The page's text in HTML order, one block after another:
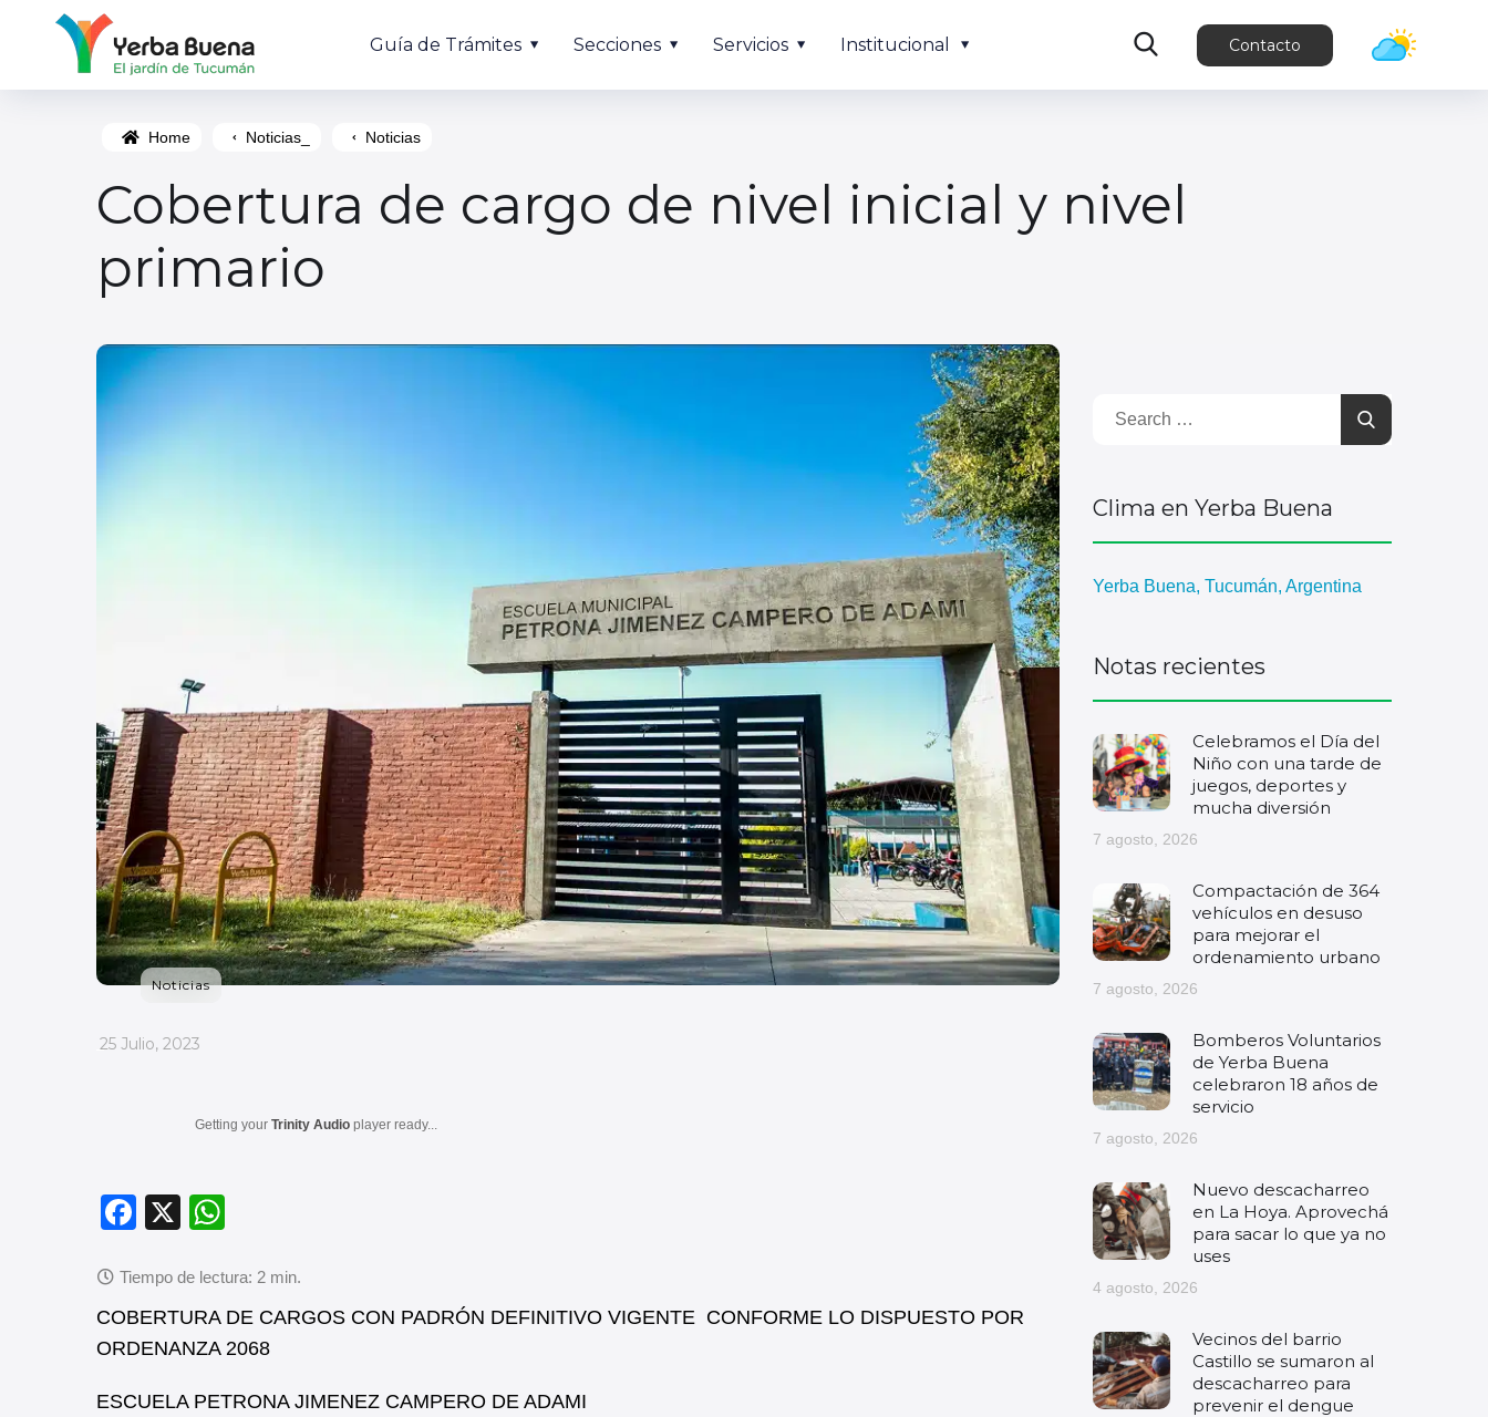
Guía de Trámites Secciones Servicios Institucional Contacto
Home Noticias_ Noticias
Cobertura de cargo de nivel inicial y nivel
primario
Noticias
_
25 Julio, 2023
Getting your Trinity Audio player ready...
F
c
e
b
o
X
at
s
A
p
COBERTURA DE CARGOS CON PADRÓN DEFINITIVO VIGENTE CONFORME LO DISPUESTO POR
ORDENANZA 2068
ESCUELA PETRONA JIMENEZ CAMPERO DE ADAMI
Clima en Yerba Buena
Yerba Buena, Tucumán, Argentina
Notas recientes
Celebramos el Día del
Niño con una tarde de
juegos, deportes y
mucha diversión
7 agosto, 2026
Compactación de 364
vehículos en desuso
para mejorar el
ordenamiento urbano
7 agosto, 2026
Bomberos Voluntarios
de Yerba Buena
celebraron 18 años de
servicio
7 agosto, 2026
Nuevo descacharreo
en La Hoya. Aprovechá
para sacar lo que ya no
uses
4 agosto, 2026
Vecinos del barrio
Castillo se sumaron al
descacharreo para
prevenir el dengue